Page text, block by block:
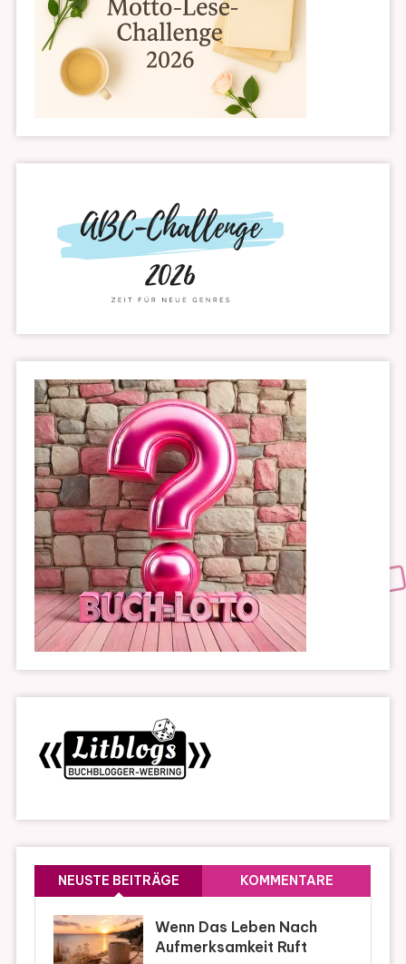
NEUSTE BEITRÄGE KOMMENTARE
Wenn Das Leben Nach
Aufmerksamkeit Ruft